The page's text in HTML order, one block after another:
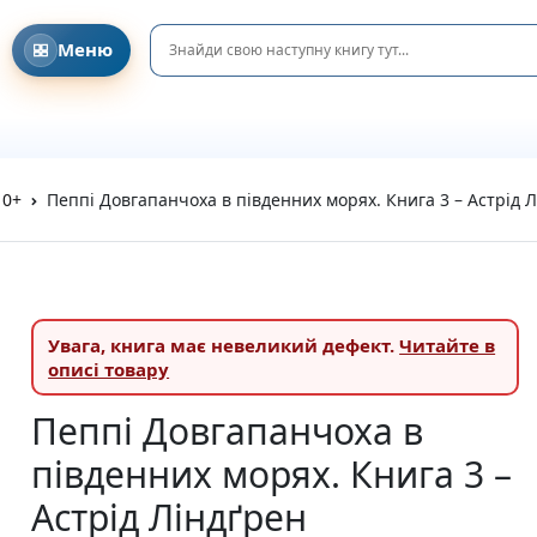
Меню
Головна
Блог та Новини
Refund and Returns Policy
Усі книги
Новинки
Очікувані новинки
Подарунки та аксесуари
Пазли
Вітальні листівки
Подарункові елементи
Пеппі Довгапанчоха в південних морях. Книга 3 –
Увага, книга має невеликий дефект.Читайте в
описі товару
Пеппі Довгапанчоха в
південних морях. Книга 3 –
Астрід Ліндґрен